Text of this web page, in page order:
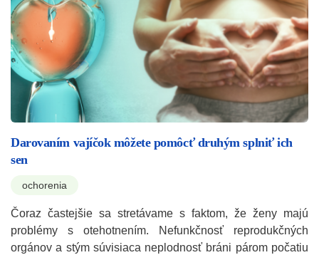
Darovaním vajíčok môžete pomôcť druhým splniť ich
sen
ochorenia
Čoraz častejšie sa stretávame s faktom, že ženy majú
problémy s otehotnením. Nefunkčnosť reprodukčných
orgánov a stým súvisiaca neplodnosť bráni párom počatiu